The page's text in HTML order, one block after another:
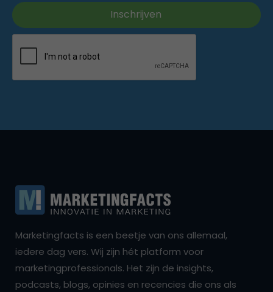
Marketingfacts is een beetje van ons allemaal,
iedere dag vers. Wij zijn hét platform voor
marketingprofessionals. Het zijn de insights,
podcasts, blogs, opinies en recencies die ons als